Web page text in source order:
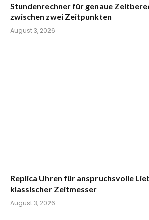
Stundenrechner für genaue
zwischen zwei Zeitpunkten
August 3, 2026
Replica Uhren für anspruchsvolle
klassischer Zeitmesser
August 3, 2026